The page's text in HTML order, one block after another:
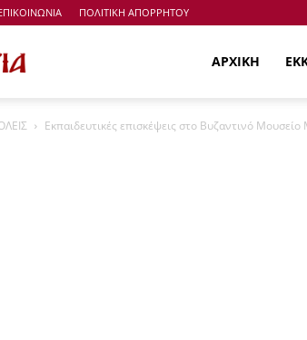
ΠΟΛΙΤΙΚΗ ΑΠΟΡΡΗΤΟΥ
Μονοπάτια
ΑΡΧΙΚΗ
Εκπαιδευτικές επισκέψεις στο Βυζαντινό